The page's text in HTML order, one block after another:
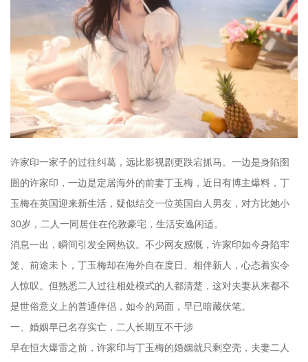
许家印一家子的过往纠葛，远比影视剧更跌宕抓马。一边是身陷囹
圄的许家印，一边是定居海外的前妻丁玉梅，近日有博主爆料，丁
玉梅在英国迎来新生活，疑似结交一位英国白人男友，对方比她小
30岁，二人一同居住在伦敦豪宅，生活安逸闲适。
消息一出，瞬间引发全网热议。不少网友感慨，许家印如今身陷牢
笼、前途未卜，丁玉梅却在海外自在度日、相伴新人，心态着实令
人惊叹。但熟悉二人过往相处模式的人都清楚，这对夫妻从来都不
是世俗意义上的普通伴侣，如今的局面，早已暗藏伏笔。
一、婚姻早已名存实亡，二人长期互不干涉
早在恒大爆雷之前，许家印与丁玉梅的婚姻就只剩空壳，夫妻二人